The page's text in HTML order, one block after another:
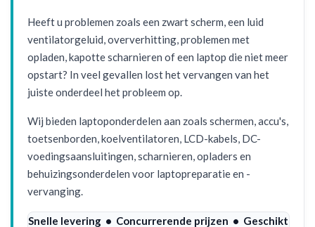
Heeft u problemen zoals een zwart scherm, een luid
ventilatorgeluid, oververhitting, problemen met
opladen, kapotte scharnieren of een laptop die niet meer
opstart? In veel gevallen lost het vervangen van het
juiste onderdeel het probleem op.
Wij bieden laptoponderdelen aan zoals schermen, accu's,
toetsenborden, koelventilatoren, LCD-kabels, DC-
voedingsaansluitingen, scharnieren, opladers en
behuizingsonderdelen voor laptopreparatie en -
vervanging.
Snelle levering • Concurrerende prijzen • Geschikt